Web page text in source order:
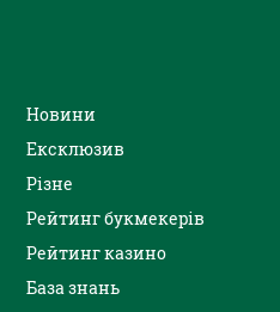
Новини
Ексклюзив
Різне
Рейтинг букмекерів
Рейтинг казино
База знань